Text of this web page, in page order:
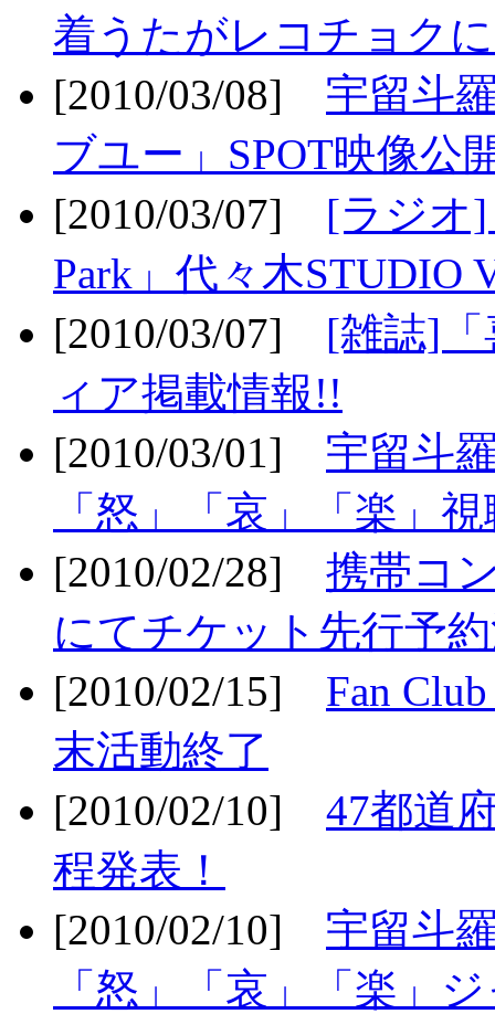
着うたがレコチョク
[2010/03/08] 宇留斗
ブユー」SPOT映像公
[2010/03/07] [ラジオ]
Park」代々木STUDIO
[2010/03/07] [雑誌]「
ィア掲載情報!!
[2010/03/01] 宇留斗
「怒」「哀」「楽」
[2010/02/28] 携帯コ
にてチケット先行予
[2010/02/15] Fan
末活動終了
[2010/02/10] 47都道
程発表！
[2010/02/10] 宇留斗
「怒」「哀」「楽」